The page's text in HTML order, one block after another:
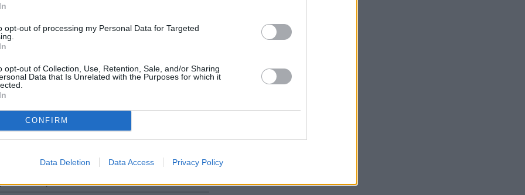
opt-out of processing my Personal Data for Targeted
opt-out of Collection, Use, Retention, Sale, and/or Sharing
Data that Is Unrelated with the Purposes for which it
CONFIRM
Data Deletion Data Access Privacy Policy
DAY, F MEN.
LBC Australia, LBC Europe, LBC
LBC AUSTRALIA, LBC EUROPE, LBC EUROPE
S2 (DeEmEx).
přenosy AMERICA IDOL (DeEmEx).
datová služba PLANETSKY (DeEmEx).
RTVI, Detski Mir, TeleKlub, RTVI Music,
Italy & Italy
RIT, TRACE TV, RTVI, DETSKI MIR, TELEKLUB,
24, ITALY & ITALY.